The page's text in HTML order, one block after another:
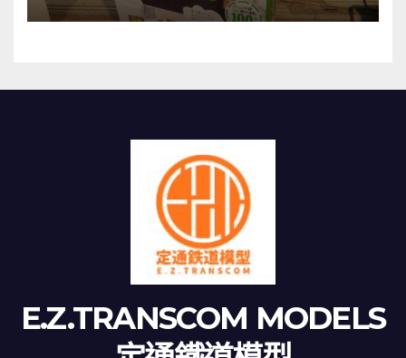
E.Z.TRANSCOM MODELS